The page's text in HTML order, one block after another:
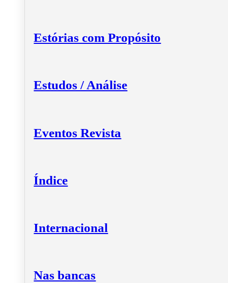
Estórias com Propósito
Estudos / Análise
Eventos Revista
Índice
Internacional
Nas bancas